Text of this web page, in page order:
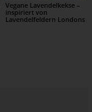
Vegane Lavendelkekse –
inspiriert von
Lavendelfeldern Londons